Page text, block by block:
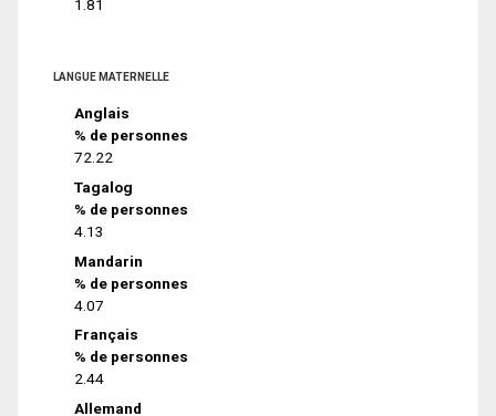
1.81
LANGUE MATERNELLE
Anglais
% de personnes
72.22
Tagalog
% de personnes
4.13
Mandarin
% de personnes
4.07
Français
% de personnes
2.44
Allemand